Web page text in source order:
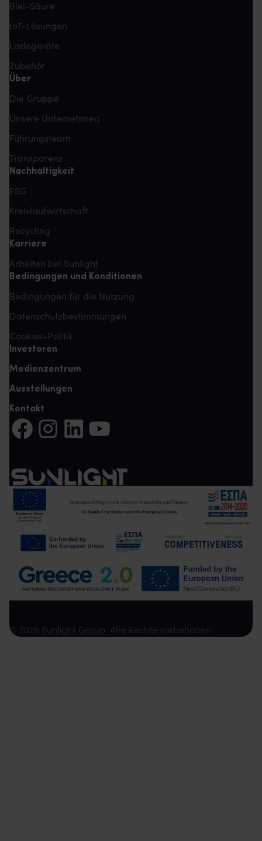
Blei-Säure
IoT-Lösungen
Ladegeräte
Zubehör
Über
Die Gruppe
Unsere Unternehmen
Führungsteam
Transparenz
Nachhaltigkeit
ESG
Kreislaufwirtschaft
Recycling
Karriere
Arbeiten bei Sunlight
Bedingungen und Konditionen
Bedingungen für die Nutzung
Datenschutzbestimmungen
Cookies-Politik
Investoren
Medienzentrum
Ausstellungen
Kontakt
Auf Facebook teilen (Es öffnet sich eine neue Registerkarte)
Auf Instagram teilen (Es öffnet sich eine neue
Auf LinkedIn teilen (Es öffnet sich eine neue
Auf YouTube teilen (Es öffnet sich eine
© 2026 Sunlight Group. Alle Rechte vorbehalten.